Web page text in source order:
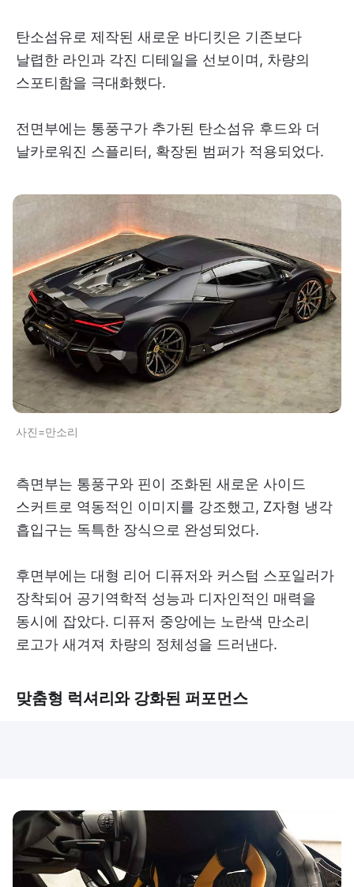
탄소섬유로 제작된 새로운 바디킷은 기존보다
날렵한 라인과 각진 디테일을 선보이며, 차량의
스포티함을 극대화했다.
전면부에는 통풍구가 추가된 탄소섬유 후드와 더
날카로워진 스플리터, 확장된 범퍼가 적용되었다.
사진=만소리
측면부는 통풍구와 핀이 조화된 새로운 사이드
스커트로 역동적인 이미지를 강조했고, Z자형 냉각
흡입구는 독특한 장식으로 완성되었다.
후면부에는 대형 리어 디퓨저와 커스텀 스포일러가
장착되어 공기역학적 성능과 디자인적인 매력을
동시에 잡았다. 디퓨저 중앙에는 노란색 만소리
로고가 새겨져 차량의 정체성을 드러낸다.
맞춤형 럭셔리와 강화된 퍼포먼스